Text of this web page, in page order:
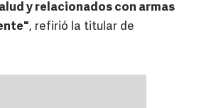
y relacionados con armas
, refirió la titular de